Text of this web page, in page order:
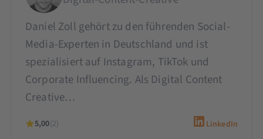
Daniel Zoll gehört zu den führenden Social-
Media-Experten in Deutschland und ist
spezialisiert auf Instagram, TikTok und
Corporate Influencing. Als Digital Content
Creative…
5,00(2) LinkedIn